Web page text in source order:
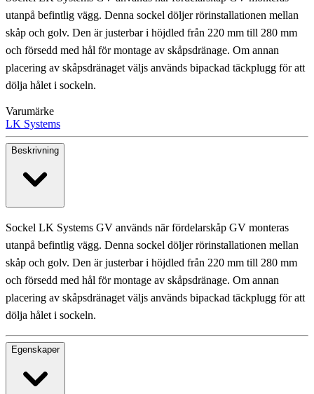
utanpå befintlig vägg. Denna sockel döljer rörinstallationen mellan
skåp och golv. Den är justerbar i höjdled från 220 mm till 280 mm
och försedd med hål för montage av skåpsdränage. Om annan
placering av skåpsdränaget väljs används bipackad täckplugg för att
dölja hålet i sockeln.
Varumärke
LK Systems
Beskrivning
Sockel LK Systems GV används när fördelarskåp GV monteras
utanpå befintlig vägg. Denna sockel döljer rörinstallationen mellan
skåp och golv. Den är justerbar i höjdled från 220 mm till 280 mm
och försedd med hål för montage av skåpsdränage. Om annan
placering av skåpsdränaget väljs används bipackad täckplugg för att
dölja hålet i sockeln.
Egenskaper